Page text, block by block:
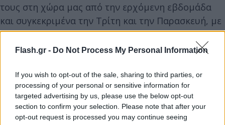
Flash.gr - Do Not Process My Personal Information
If you wish to opt-out of the sale, sharing to third parties, or
processing of your personal or sensitive information for
targeted advertising by us, please use the below opt-out
section to confirm your selection. Please note that after your
opt-out request is processed you may continue seeing
τους στη χώρα μας από την ερχόμενη εβδομάδα
και συγκεκριμένα την Τρίτη και την Παρασκευή, με
τον μετεωρολόγο να προβλέπει ισχυρό παγετό,
πτώση της θερμοκρασίας έως και 8 βαθμούς